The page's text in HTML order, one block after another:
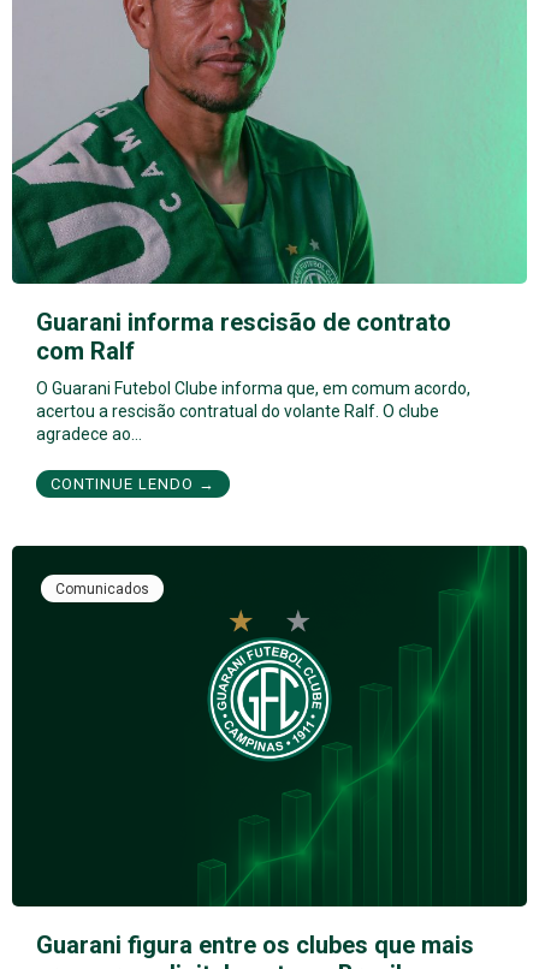
Guarani informa rescisão de contrato
com Ralf
O Guarani Futebol Clube informa que, em comum acordo,
acertou a rescisão contratual do volante Ralf. O clube
agradece ao…
CONTINUE LENDO →
Comunicados
Guarani figura entre os clubes que mais